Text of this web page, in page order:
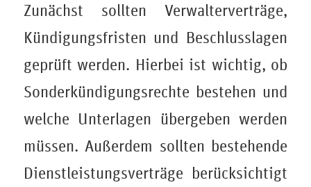
Zunächst sollten Verwalterverträge,
Kündigungsfristen und Beschlusslagen
geprüft werden. Hierbei ist wichtig, ob
Sonderkündigungsrechte bestehen und
welche Unterlagen übergeben werden
müssen. Außerdem sollten bestehende
Dienstleistungsverträge berücksichtigt